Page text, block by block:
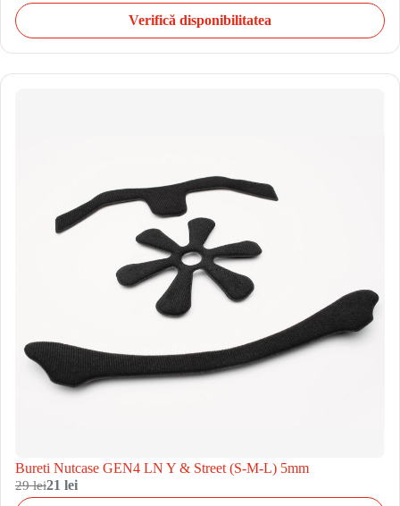
Verifică disponibilitatea
Bureti Nutcase GEN4 LN Y & Street (S-M-L) 5mm
29 lei21 lei